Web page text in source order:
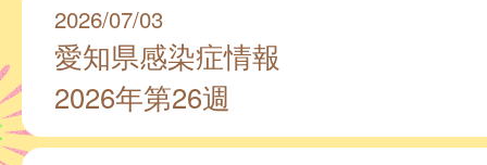
2026/07/03
愛知県感染症情報
2026年第26週